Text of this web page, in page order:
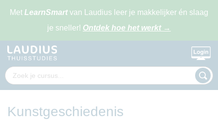
Met LearnSmartvan Laudius leer je makkelijker én slaag
je sneller! Ontdek hoe het werkt →
Kunstgeschiedenis